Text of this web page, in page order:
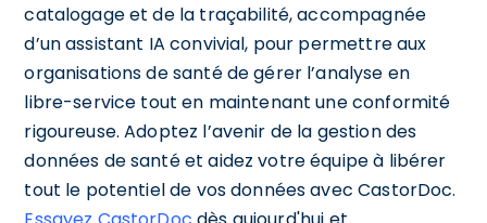
catalogage et de la traçabilité, accompagnée
d’un assistant IA convivial, pour permettre aux
organisations de santé de gérer l’analyse en
libre-service tout en maintenant une conformité
rigoureuse. Adoptez l’avenir de la gestion des
données de santé et aidez votre équipe à libérer
tout le potentiel de vos données avec CastorDoc.